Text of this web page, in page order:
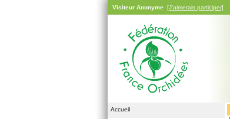
Visiteur Anonyme [J'aimerais participer]
Accueil